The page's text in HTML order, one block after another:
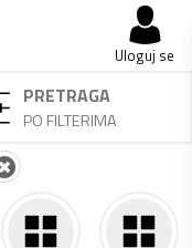
Uloguj se
PRETRAGA
PO FILTERIMA